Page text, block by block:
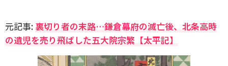
元記事: 裏切り者の末路…鎌倉幕府の滅亡後、北条高時
の遺児を売り飛ばした五大院宗繁【太平記】